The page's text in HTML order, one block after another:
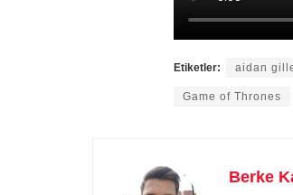
Etiketler: aidan
Game of Thrones
Berke